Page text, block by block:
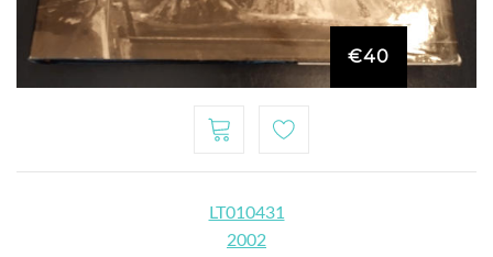
€40
LT010431
2002